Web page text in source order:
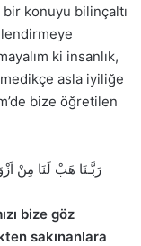
konuyu bilinçaltı
ki insanlık,
asla iyiliğe
bize öğretilen
رَبَّـنَا هَبْ لَنَا مِنْ
bize göz
sakınanlara